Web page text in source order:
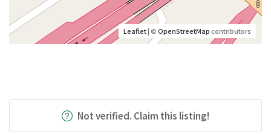
Leaflet| ©OpenStreetMapcontributors
Not verified. Claim this listing!